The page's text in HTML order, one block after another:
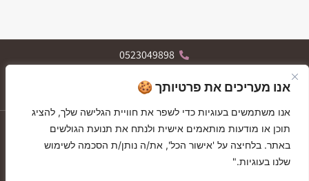
אנו מעריכים את פרטיותך 🍪
אנו משתמשים בעוגיות כדי לשפר את חוויית הגלישה שלך, להציג
תוכן או מודעות מותאמים אישית ולנתח את תנועת הגולשים
באתר. בלחיצה על 'אישור הכל', את/ה נותן/ת הסכמה לשימוש
שלנו בעוגיות."
0523049898
א-ה 09:30-19:30, ו 09:30-13:30
GIFT CARDS
בלוג
תקנון האתר
יצירת קשר
GIFT CARDS